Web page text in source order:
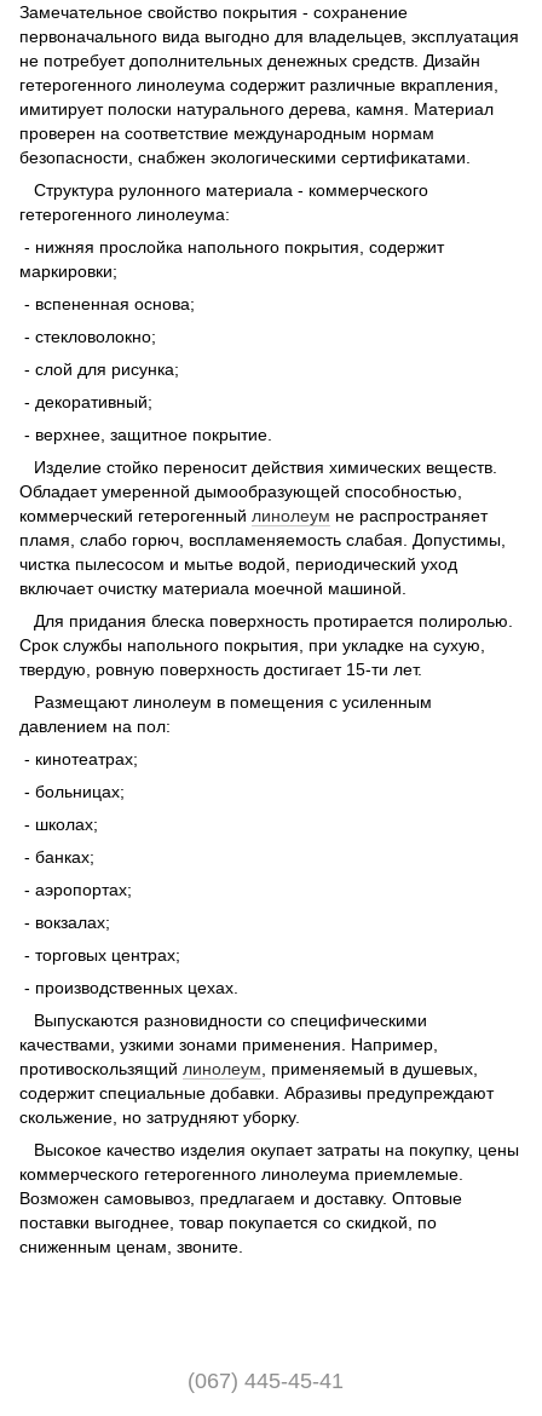
Замечательное свойство покрытия - сохранение
первоначального вида выгодно для владельцев, эксплуатация
не потребует дополнительных денежных средств. Дизайн
гетерогенного линолеума содержит различные вкрапления,
имитирует полоски натурального дерева, камня. Материал
проверен на соответствие международным нормам
безопасности, снабжен экологическими сертификатами.
Структура рулонного материала - коммерческого
гетерогенного линолеума:
- нижняя прослойка напольного покрытия, содержит
маркировки;
- вспененная основа;
- стекловолокно;
- слой для рисунка;
- декоративный;
- верхнее, защитное покрытие.
Изделие стойко переносит действия химических веществ.
Обладает умеренной дымообразующей способностью,
коммерческий гетерогенный линолеум не распространяет
пламя, слабо горюч, воспламеняемость слабая. Допустимы,
чистка пылесосом и мытье водой, периодический уход
включает очистку материала моечной машиной.
Для придания блеска поверхность протирается полиролью.
Срок службы напольного покрытия, при укладке на сухую,
твердую, ровную поверхность достигает 15-ти лет.
Размещают линолеум в помещения с усиленным
давлением на пол:
- кинотеатрах;
- больницах;
- школах;
- банках;
- аэропортах;
- вокзалах;
- торговых центрах;
- производственных цехах.
Выпускаются разновидности со специфическими
качествами, узкими зонами применения. Например,
противоскользящий линолеум, применяемый в душевых,
содержит специальные добавки. Абразивы предупреждают
скольжение, но затрудняют уборку.
Высокое качество изделия окупает затраты на покупку, цены
коммерческого гетерогенного линолеума приемлемые.
Возможен самовывоз, предлагаем и доставку. Оптовые
поставки выгоднее, товар покупается со скидкой, по
сниженным ценам, звоните.
(067) 445-45-41